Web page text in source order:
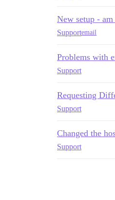
New setup -
Supportemail
Problems with
Support
Requesting
Support
Changed the
Support